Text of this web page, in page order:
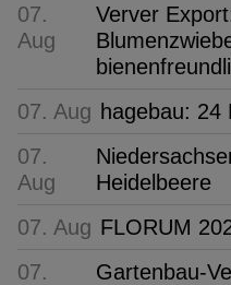
07.
Aug
Verver
07. Aug hagebau: 24
07.
Aug
Heidelbeere
07. Aug FLORUM
07.
Gartenbau-